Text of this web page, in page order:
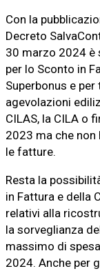
Con la
Decreto
30 marzo 2024
per lo Sconto in
Superbonus e
agevolazioni
CILAS, la CILA o
2023 ma che non
le fatture.
Resta la
in Fattura e della
relativi alla
la sorveglianza
massimo di
2024. Anche per